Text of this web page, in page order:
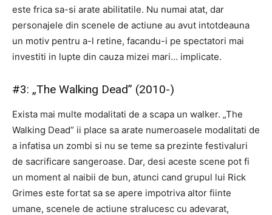
este frica sa-si arate abilitatile. Nu numai atat, dar
personajele din scenele de actiune au avut intotdeauna
un motiv pentru a-l retine, facandu-i pe spectatori mai
investiti in lupte din cauza mizei mari… implicate.
#3: „The Walking Dead” (2010-)
Exista mai multe modalitati de a scapa un walker. „The
Walking Dead” ii place sa arate numeroasele modalitati de
a infatisa un zombi si nu se teme sa prezinte festivaluri
de sacrificare sangeroase. Dar, desi aceste scene pot fi
un moment al naibii de bun, atunci cand grupul lui Rick
Grimes este fortat sa se apere impotriva altor fiinte
umane, scenele de actiune stralucesc cu adevarat,